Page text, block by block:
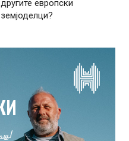
другите европски
земјоделци?